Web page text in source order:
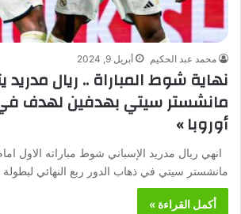
محمد عبد الحكيم أبريل 9, 2024
نهاية شوط المباراة .. ريال
مانشستر سيتي بهدفين لهدف
أوروبا »
انهي ريال مدريد الإسباني شوط مباراته الاول
مانشستر سيتي في ذهاب الدور ربع النهائي
أكمل القراءة »